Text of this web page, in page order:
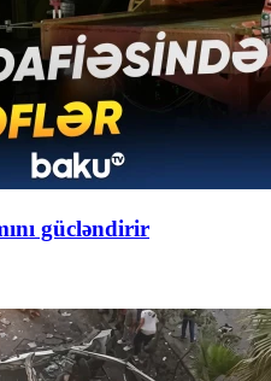
gücləndirir